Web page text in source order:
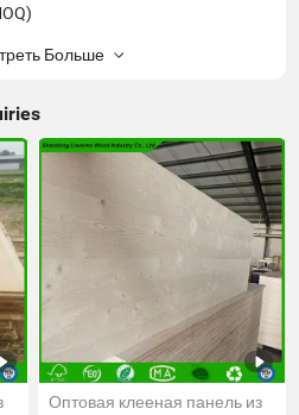
Больше
Оптовая клееная панель из